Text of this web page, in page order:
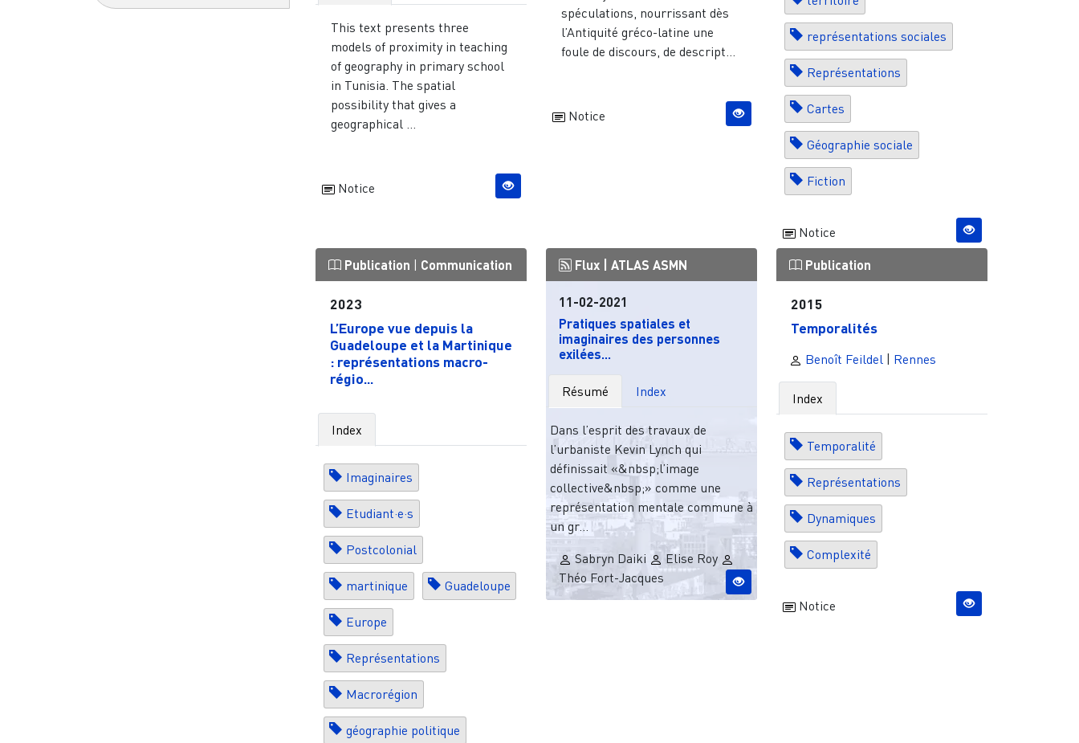
This text presents three
models of proximity in teaching
of geography in primary school
in Tunisia. The spatial
possibility that gives a
geographical ...
Notice
spéculations, nourrissant dès
l’Antiquité gréco-latine une
foule de discours, de descript...
Notice
représentations sociales
Représentations
Cartes
Géographie sociale
Fiction
Notice
Publication Communication
2023
L’Europe vue depuis la
Guadeloupe et la Martinique
: représentations macro-
régio...
Index
Imaginaires
Etudiant·e·s
Postcolonial
martinique Guadeloupe
Europe
Représentations
Macrorégion
géographie politique
Flux | ATLAS ASMN
11-02-2021
Pratiques spatiales et
imaginaires des personnes
exilées...
Résumé Index
Dans l’esprit des travaux de
l’urbaniste Kevin Lynch qui
définissait «&nbsp;l’image
collective&nbsp;» comme une
représentation mentale commune à
un gr...
Sabryn Daiki
Elise Roy
Théo Fort-Jacques
Publication
2015
Temporalités
Benoît Feildel| Rennes
Index
Temporalité
Représentations
Dynamiques
Complexité
Notice